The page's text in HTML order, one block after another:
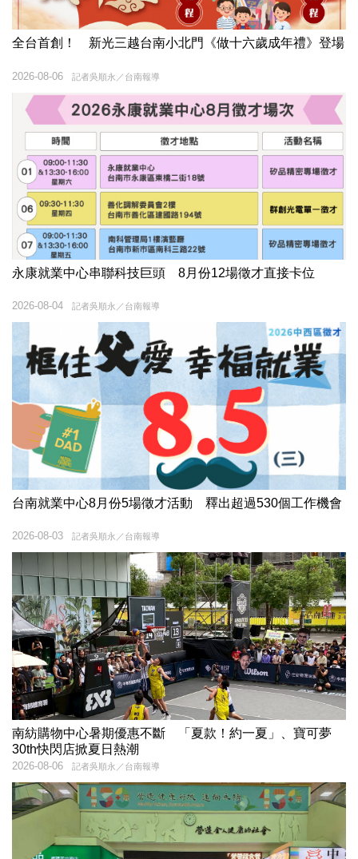
全台首創！ 新光三越台南小北門《做十六歲成年禮》登場
記者吳順永／台南報導
2026-08-06
永康就業中心串聯科技巨頭 8月份12場徵才直接卡位
記者吳順永／台南報導
2026-08-04
台南就業中心8月份5場徵才活動 釋出超過530個工作機會
記者吳順永／台南報導
2026-08-03
南紡購物中心暑期優惠不斷 「夏款！約一夏」、寶可夢
30th快閃店掀夏日熱潮
記者吳順永／台南報導
2026-08-06